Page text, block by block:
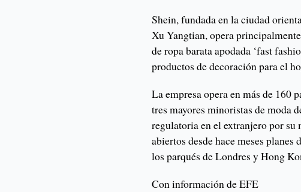
Shein, fundada en la ciudad
Xu Yangtian, opera
de ropa barata apodada ‘fast
productos de decoración para el
La empresa opera en más de 160
tres mayores minoristas de moda
regulatoria en el extranjero por
abiertos desde hace meses
los parqués de Londres y Hong
Con información de EFE